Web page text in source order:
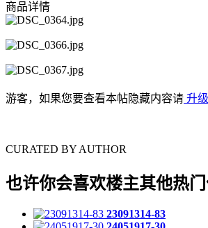
商品详情
游客，如果您要查看本帖隐藏内容请 升
CURATED BY AUTHOR
也许你会喜欢楼主其他热
23091314-83